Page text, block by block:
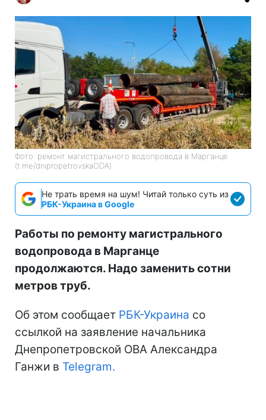
Фото: ремонт магистрального водопровода в Марганце
(t.me/dnipropetrovskaODA)
Не трать время на шум! Читай только суть из
РБК-Украина в Google
Работы по ремонту магистрального
водопровода в Марганце
продолжаются. Надо заменить сотни
метров труб.
Об этом сообщает РБК-Украина со
ссылкой на заявление начальника
Днепропетровской ОВА Александра
Ганжи в Telegram.